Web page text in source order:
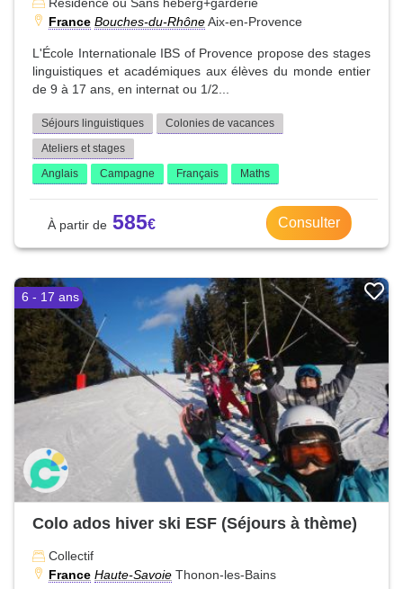
France Bouches-du-RhôneAix-en-Provence
L'École Internationale IBS of Provence propose des stages
linguistiques et académiques aux élèves du monde entier
de 9 à 17 ans, en internat ou 1/2...
Séjours linguistiques
Colonies de vacances
Ateliers et stages
Anglais
Campagne Français Maths
585 Consulter
6 - 17 ans
Colo ados hiver ski ESF (Séjours à thème)
Collectif
France Haute-Savoie Thonon-les-Bains